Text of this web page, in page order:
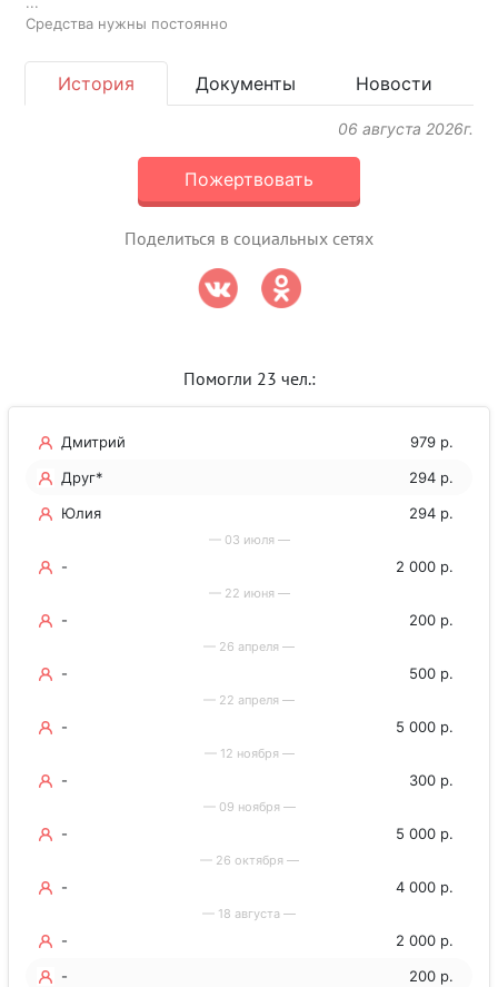
Средства нужны постоянно
История Документы Новости
06 августа 2026г.
Пожертвовать
Поделиться в социальных сетях
Помогли 23 чел.:
Дмитрий
979 р.
Друг*
294 р.
Юлия
294 р.
— 03 июля —
- 2 000 р.
— 22 июня —
- 200 р.
— 26 апреля —
- 500 р.
— 22 апреля —
- 5 000 р.
— 12 ноября —
- 300 р.
— 09 ноября —
- 5 000 р.
— 26 октября —
- 4 000 р.
— 18 августа —
-
2 000 р.
-
200 р.